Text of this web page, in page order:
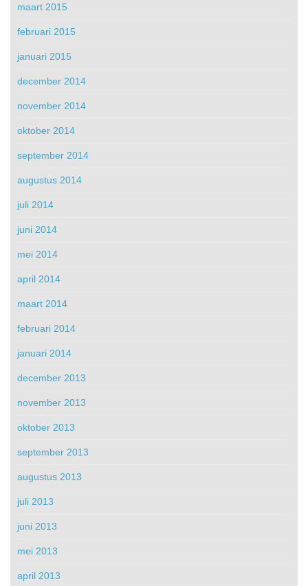
maart 2015
februari 2015
januari 2015
december 2014
november 2014
oktober 2014
september 2014
augustus 2014
juli 2014
juni 2014
mei 2014
april 2014
maart 2014
februari 2014
januari 2014
december 2013
november 2013
oktober 2013
september 2013
augustus 2013
juli 2013
juni 2013
mei 2013
april 2013